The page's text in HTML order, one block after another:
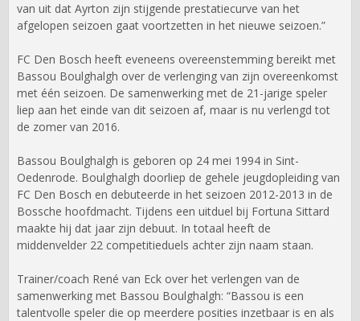
van uit dat Ayrton zijn stijgende prestatiecurve van het
afgelopen seizoen gaat voortzetten in het nieuwe seizoen.”
FC Den Bosch heeft eveneens overeenstemming bereikt met
Bassou Boulghalgh over de verlenging van zijn overeenkomst
met één seizoen. De samenwerking met de 21-jarige speler
liep aan het einde van dit seizoen af, maar is nu verlengd tot
de zomer van 2016.
Bassou Boulghalgh is geboren op 24 mei 1994 in Sint-
Oedenrode. Boulghalgh doorliep de gehele jeugdopleiding van
FC Den Bosch en debuteerde in het seizoen 2012-2013 in de
Bossche hoofdmacht. Tijdens een uitduel bij Fortuna Sittard
maakte hij dat jaar zijn debuut. In totaal heeft de
middenvelder 22 competitieduels achter zijn naam staan.
Trainer/coach René van Eck over het verlengen van de
samenwerking met Bassou Boulghalgh: “Bassou is een
talentvolle speler die op meerdere posities inzetbaar is en als